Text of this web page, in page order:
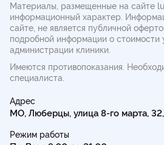
Материалы, размещенные на сайте
информационный характер.
сайте, не является публичной
подробной информации о стоимости
администрации клиники.
Имеются противопоказания.
специалиста.
Адрес
МО, Люберцы, улица 8-го марта,
Режим работы